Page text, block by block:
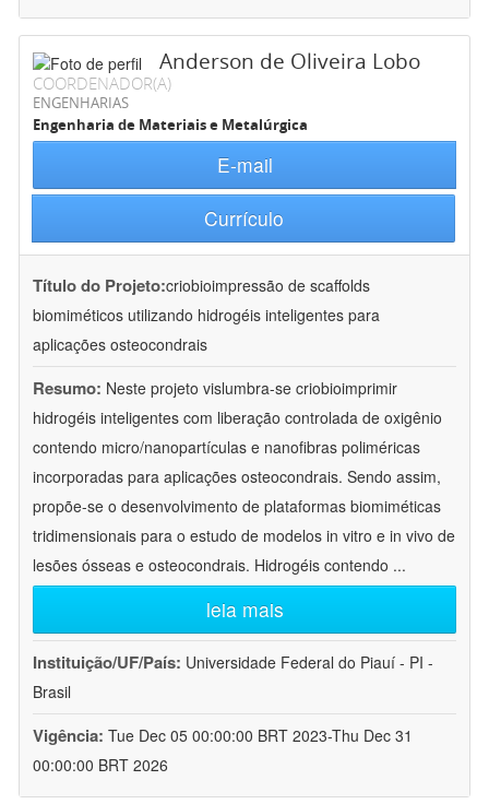
Anderson de Oliveira Lobo
COORDENADOR(A)
ENGENHARIAS
Engenharia de Materiais e Metalúrgica
E-mail
Currículo
Título do Projeto:criobioimpressão de scaffolds
biomiméticos utilizando hidrogéis inteligentes para
aplicações osteocondrais
Resumo: Neste projeto vislumbra-se criobioimprimir
hidrogéis inteligentes com liberação controlada de oxigênio
contendo micro/nanopartículas e nanofibras poliméricas
incorporadas para aplicações osteocondrais. Sendo assim,
propõe-se o desenvolvimento de plataformas biomiméticas
tridimensionais para o estudo de modelos in vitro e in vivo de
lesões ósseas e osteocondrais. Hidrogéis contendo ...
leia mais
Instituição/UF/País: Universidade Federal do Piauí - PI -
Brasil
Vigência: Tue Dec 05 00:00:00 BRT 2023-Thu Dec 31
00:00:00 BRT 2026